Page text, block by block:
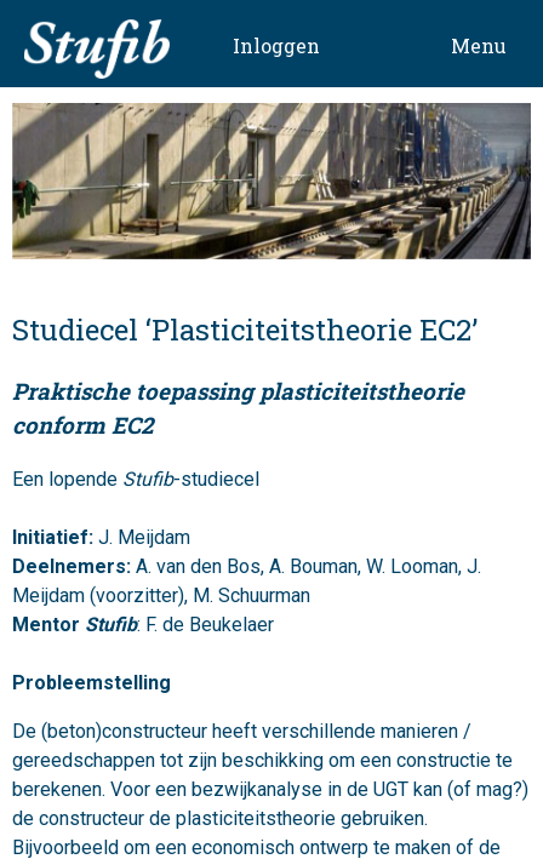
content
Inloggen Menu
Studiecel ‘Plasticiteitstheorie EC2’
Praktische toepassing plasticiteitstheorie
conform EC2
Een lopende Stufib-studiecel
Initiatief: J. Meijdam
Deelnemers: A. van den Bos, A. Bouman, W. Looman, J.
Meijdam (voorzitter), M. Schuurman
Mentor Stufib: F. de Beukelaer
Probleemstelling
De (beton)constructeur heeft verschillende manieren /
gereedschappen tot zijn beschikking om een constructie te
berekenen. Voor een bezwijkanalyse in de UGT kan (of mag?)
de constructeur de plasticiteitstheorie gebruiken.
Bijvoorbeeld om een economisch ontwerp te maken of de